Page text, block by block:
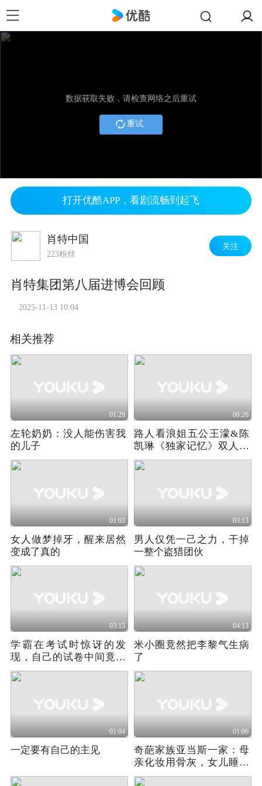
数据获取失败，请检查网络之后重试
重试
打开优酷APP，看剧流畅到起飞
肖特中国
223粉丝
关注
肖特集团第八届进博会回顾
2025-11-13 10:04
相关推荐
01:29
左轮奶奶：没人能伤害我
的儿子
06:26
路人看浪姐五公王濛&陈
凯琳《独家记忆》双人合
作舞台反应！
01:03
女人做梦掉牙，醒来居然
变成了真的
03:13
男人仅凭一己之力，干掉
一整个盗猎团伙
03:15
学霸在考试时惊讶的发
现，自己的试卷中间竟夹
带着正确答案
04:13
米小圈竟然把李黎气生病
了
01:04
一定要有自己的主见
01:06
奇葩家族亚当斯一家：母
亲化妆用骨灰，女儿睡觉
断头台（下）